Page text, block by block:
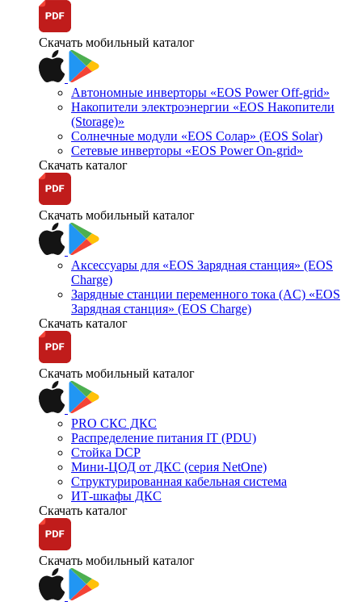
Скачать мобильный каталог
Автономные инверторы «EOS Power Off-grid»
Накопители электроэнергии «EOS Накопители
(Storage)»
Солнечные модули «EOS Солар» (EOS Solar)
Сетевые инверторы «EOS Power On-grid»
Скачать каталог
Скачать мобильный каталог
Аксессуары для «EOS Зарядная станция» (EOS
Charge)
Зарядные станции переменного тока (AC) «EOS
Зарядная станция» (EOS Charge)
Скачать каталог
Скачать мобильный каталог
PRO СКС ДКС
Распределение питания IT (PDU)
Стойка DCP
Мини-ЦОД от ДКС (серия NetOne)
Структурированная кабельная система
ИТ-шкафы ДКС
Скачать каталог
Скачать мобильный каталог